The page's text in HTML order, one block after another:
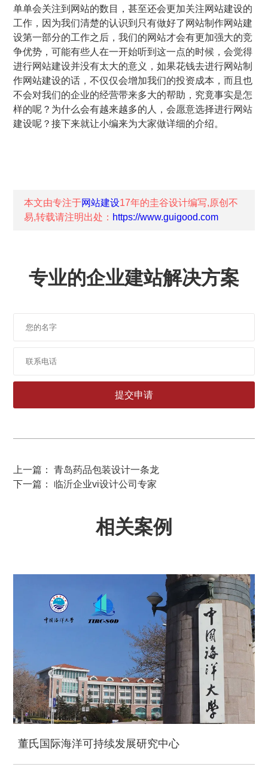
单单会关注到网站的数目，甚至还会更加关注网站建设的
工作，因为我们清楚的认识到只有做好了网站制作网站建
设第一部分的工作之后，我们的网站才会有更加强大的竞
争优势，可能有些人在一开始听到这一点的时候，会觉得
进行网站建设并没有太大的意义，如果花钱去进行网站制
作网站建设的话，不仅仅会增加我们的投资成本，而且也
不会对我们的企业的经营带来多大的帮助，究竟事实是怎
样的呢？为什么会有越来越多的人，会愿意选择进行网站
建设呢？接下来就让小编来为大家做详细的介绍。
本文由专注于网站建设17年的圭谷设计编写,原创不
易,转载请注明出处： https://www.guigood.com
专业的企业建站解决方案
上一篇： 青岛药品包装设计一条龙
下一篇： 临沂企业vi设计公司专家
相关案例
董氏国际海洋可持续发展研究中心